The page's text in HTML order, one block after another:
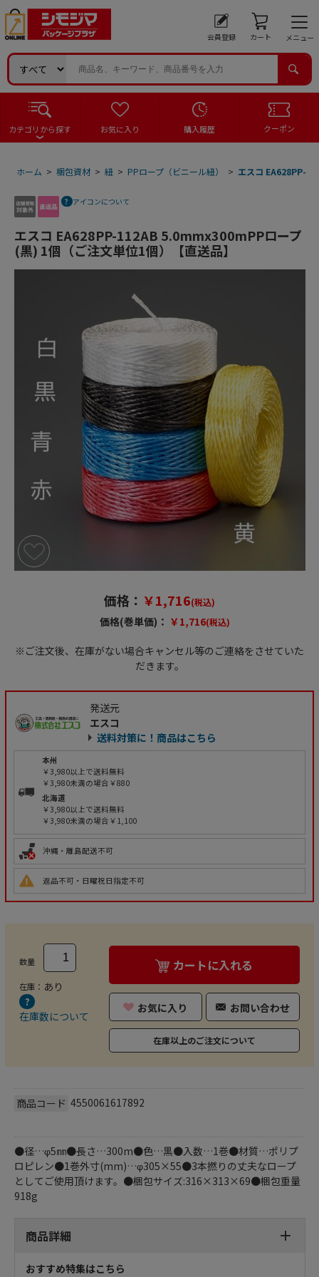
会員登録 カート メニュー
カテゴリから探す お気に入り 購入履歴 クーポン
ホーム > 梱包資材 > 紐 > PPロープ（ビニール紐） > エスコ EA628PP-
アイコンについて
エスコ EA628PP-112AB 5.0mmx300mPPロープ
(黒) 1個（ご注文単位1個）【直送品】
価格： ￥1,716(税込)
価格(巻単価)： ￥1,716(税込)
※ご注文後、在庫がない場合キャンセル等のご連絡をさせていた
だきます。
発送元
エスコ
送料対策に！商品はこちら
本州
￥3,980以上で送料無料
￥3,980未満の場合￥880
北海道
￥3,980以上で送料無料
￥3,980未満の場合￥1,100
沖縄・離島配送不可
返品不可・日曜祝日指定不可
数量
在庫： あり
在庫数について
カートに入れる
お気に入り お問い合わせ
在庫以上のご注文について
商品コード 4550061617892
●径…φ5㎜●長さ…300m●色…黒●入数…1巻●材質…ポリプ
ロピレン●1巻外寸(mm)…φ305×55●3本撚りの丈夫なロープ
としてご使用頂けます。●梱包サイズ:316×313×69●梱包重量
918g
商品詳細
おすすめ特集はこちら